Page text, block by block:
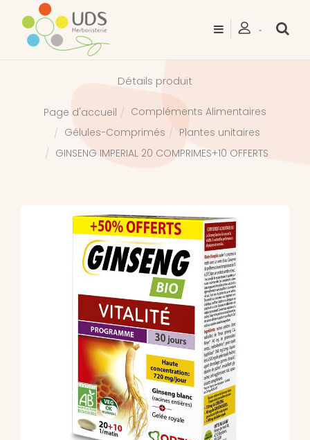
Détails produit
Page d'accueil
Compléments Alimentaires
Gélules-Comprimés
Plantes unitaires
GINSENG IMPERIAL 20 COMPRIMES+10 OFFERTS